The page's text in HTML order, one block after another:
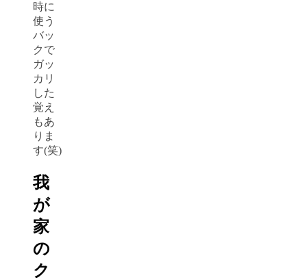
時に
使う
バッ
クで
ガッ
カリ
した
覚え
もあ
りま
す(笑)
我
が
家
の
ク